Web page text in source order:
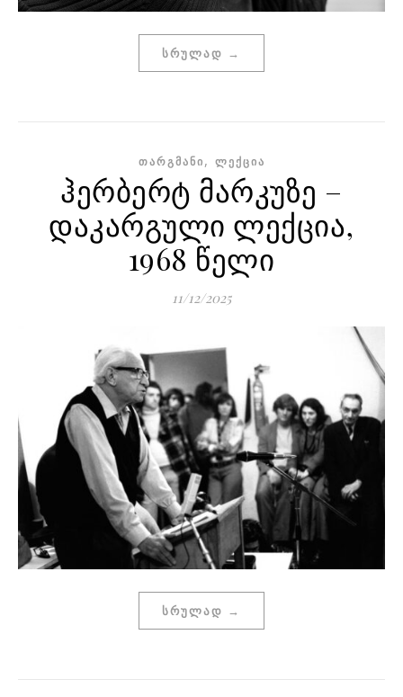
ᲡᲠᲣᲚᲐᲓ →
ᲗᲐᲠᲒᲛᲐᲜᲘ, ᲚᲔᲥᲪᲘᲐ
ჰერბერტ მარკუზე –
დაკარგული ლექცია,
1968 წელი
11/12/2025
ᲡᲠᲣᲚᲐᲓ →